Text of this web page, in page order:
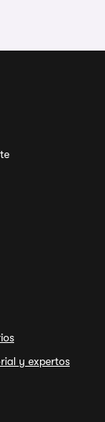
y expertos